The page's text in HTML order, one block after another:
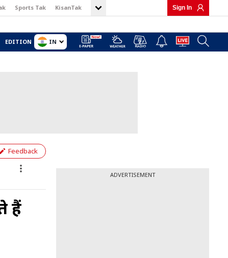
Sports Tak KisanTak Sign In
EDITION IN
Feedback
हैं
ADVERTISEMENT